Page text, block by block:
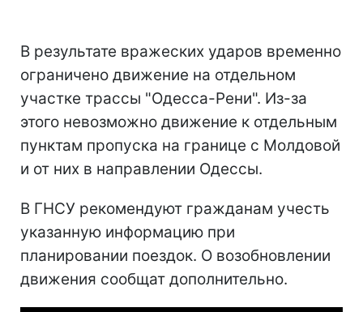
В результате вражеских ударов временно
ограничено движение на отдельном
участке трассы "Одесса-Рени". Из-за
этого невозможно движение к отдельным
пунктам пропуска на границе с Молдовой
и от них в направлении Одессы.
В ГНСУ рекомендуют гражданам учесть
указанную информацию при
планировании поездок. О возобновлении
движения сообщат дополнительно.